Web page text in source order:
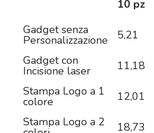
10 pz
Gadget senza
Personalizzazione 5,21
Gadget con
Incisione laser 11,18
Stampa Logo a 1
colore 12,01
Stampa Logo a 2
18,73